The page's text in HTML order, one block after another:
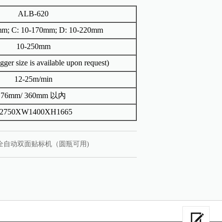
ALB-620
C: 10-170mm; D: 10-220mm
10-250mm
size is available upon request)
12-25m/min
76mm/ 360mm 以內
自动双面贴标机（圆瓶可用)